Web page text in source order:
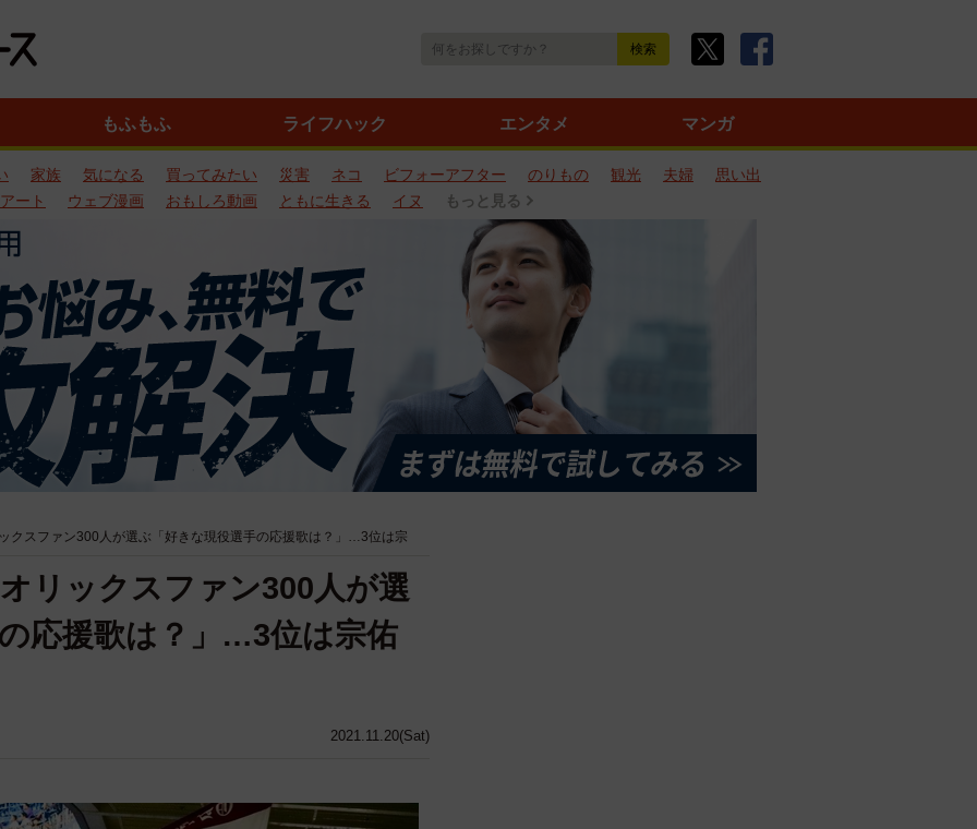
もふもふ ライフハック エンタメ マンガ
家族 気になる 買ってみたい 災害 ネコ ビフォーアフター のりもの 観光 夫婦
思い出
アート
ウェブ漫画 おもしろ動画 ともに生きる イヌ もっと見る
クスファン300人が選ぶ「好きな現役選手の応援歌は？」…3位は宗
2021.11.20(Sat)
リックスファン300人が選
応援歌は？」…3位は宗佑